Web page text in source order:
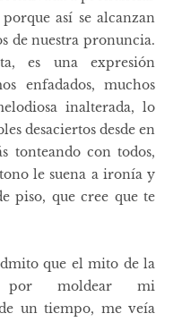
así se alcanzan
de nuestra pronuncia.
es una expresión
enfadados, muchos
inalterada, lo
desaciertos desde en
tonteando con todos,
le suena a ironía y
piso, que cree que te
que el mito de la
por moldear mi
un tiempo, me veía